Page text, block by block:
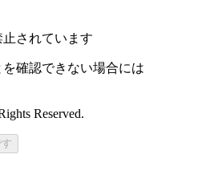
されています
確認できない場合には
Reserved.